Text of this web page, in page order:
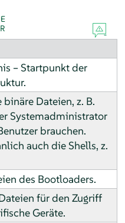
– Startpunkt der
Dateien, z. B.
Systemadministrator
brauchen.
auch die Shells, z.
des Bootloaders.
für den Zugriff
Geräte.